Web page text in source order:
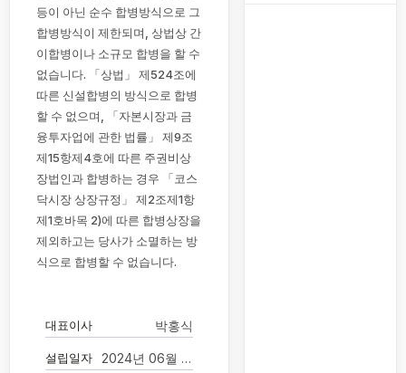
등이 아닌 순수 합병방식으로 그
합병방식이 제한되며, 상법상 간
이합병이나 소규모 합병을 할 수
없습니다. 「상법」 제524조에
따른 신설합병의 방식으로 합병
할 수 없으며, 「자본시장과 금
융투자업에 관한 법률」 제9조
제15항제4호에 따른 주권비상
장법인과 합병하는 경우 「코스
닥시장 상장규정」 제2조제1항
제1호바목 2)에 따른 합병상장을
제외하고는 당사가 소멸하는 방
식으로 합병할 수 없습니다.
대표이사 박홍식
설립일자 2024년 06월 25일